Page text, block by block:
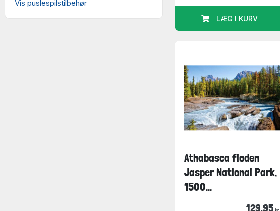
Vis puslespilstilbehør
LÆG I KURV
Athabasca floden
Jasper National Park,
1500...
129,95 kr.